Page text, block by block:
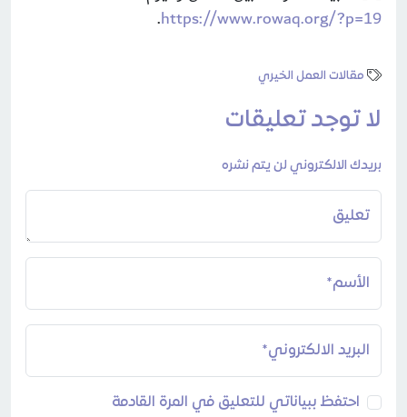
https://www.rowaq.org/?p=19
.
مقالات العمل الخيري
لا توجد تعليقات
بريدك الالكتروني لن يتم نشره
تعليق
الأسم*
البريد الالكتروني*
احتفظ ببياناتي للتعليق في المرة القادمة